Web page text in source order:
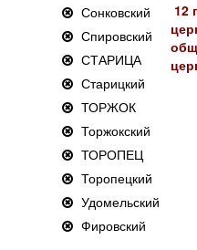
Сонковский
Спировский
СТАРИЦА
Старицкий
ТОРЖОК
Торжокский
ТОРОПЕЦ
Торопецкий
Удомельский
Фировский
12